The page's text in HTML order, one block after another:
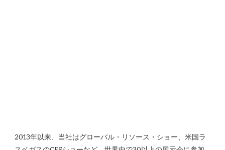
2013年以来、当社はグローバル・リソース・ショー、米国ラ